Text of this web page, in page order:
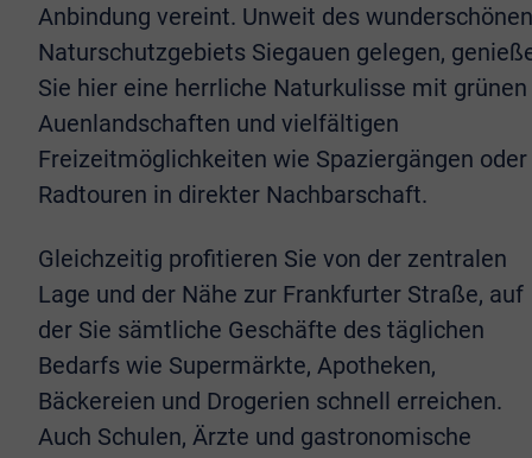
Anbindung vereint. Unweit des wunderschönen
Naturschutzgebiets Siegauen gelegen,
Sie hier eine herrliche Naturkulisse mit grünen
Auenlandschaften und vielfältigen
Freizeitmöglichkeiten wie Spaziergängen oder
Radtouren in direkter Nachbarschaft.
Gleichzeitig profitieren Sie von der zentralen
Lage und der Nähe zur Frankfurter Straße, auf
der Sie sämtliche Geschäfte des täglichen
Bedarfs wie Supermärkte, Apotheken,
Bäckereien und Drogerien schnell erreichen.
Auch Schulen, Ärzte und gastronomische